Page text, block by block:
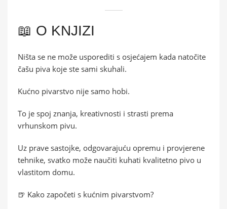
📖 O KNJIZI
Ništa se ne može usporediti s osjećajem kada natočite
čašu piva koje ste sami skuhali.
Kućno pivarstvo nije samo hobi.
To je spoj znanja, kreativnosti i strasti prema
vrhunskom pivu.
Uz prave sastojke, odgovarajuću opremu i provjerene
tehnike, svatko može naučiti kuhati kvalitetno pivo u
vlastitom domu.
🍺 Kako započeti s kućnim pivarstvom?